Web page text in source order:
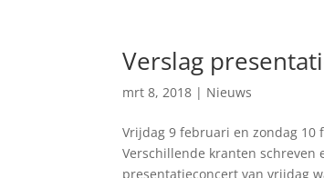
Verslag
mrt 8, 2018 | Nieuws
Vrijdag 9 februari en zondag 10
Verschillende kranten schreven
presentatieconcert van vrijdag